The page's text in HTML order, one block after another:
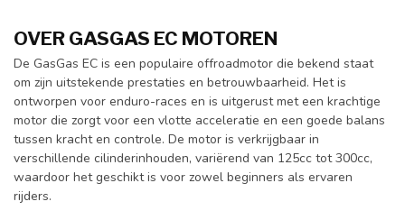
OVER GASGAS EC MOTOREN
De GasGas EC is een populaire offroadmotor die bekend staat
om zijn uitstekende prestaties en betrouwbaarheid. Het is
ontworpen voor enduro-races en is uitgerust met een krachtige
motor die zorgt voor een vlotte acceleratie en een goede balans
tussen kracht en controle. De motor is verkrijgbaar in
verschillende cilinderinhouden, variërend van 125cc tot 300cc,
waardoor het geschikt is voor zowel beginners als ervaren
rijders.